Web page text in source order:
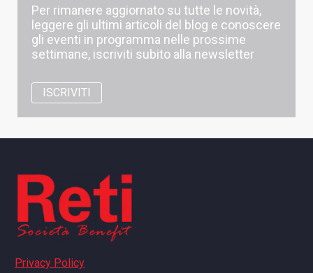
Per rimanere aggiornato su tutte le novità,
leggere gli ultimi articoli del blog e conoscere
gli eventi in programma nelle prossime
settimane, iscriviti subito alla newsletter
ISCRIVITI
Privacy Policy